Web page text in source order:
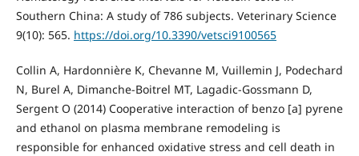
Southern China: A study of 786 subjects. Veterinary Science
9(10): 565. https://doi.org/10.3390/vetsci9100565
Collin A, Hardonnière K, Chevanne M, Vuillemin J, Podechard
N, Burel A, Dimanche-Boitrel MT, Lagadic-Gossmann D,
Sergent O (2014) Cooperative interaction of benzo [a] pyrene
and ethanol on plasma membrane remodeling is
responsible for enhanced oxidative stress and cell death in